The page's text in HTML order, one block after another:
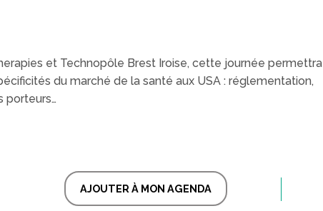
et Technopôle Brest Iroise, cette journée permettra
du marché de la santé aux USA : réglementation,
porteurs…
AJOUTER À MON AGENDA